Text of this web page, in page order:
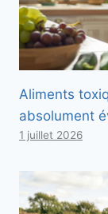
Aliments
absolument
1 juillet 2026